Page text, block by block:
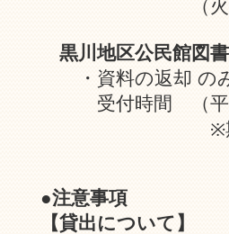
（火曜から金
黒川地区公民館図
・資料の返却 の
受付時間 （平日
※期間中の土
●注意事項
【貸出について】